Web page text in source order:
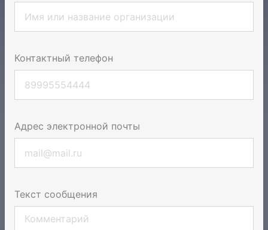
Контактный телефон
Адрес электронной почты
Текст сообщения